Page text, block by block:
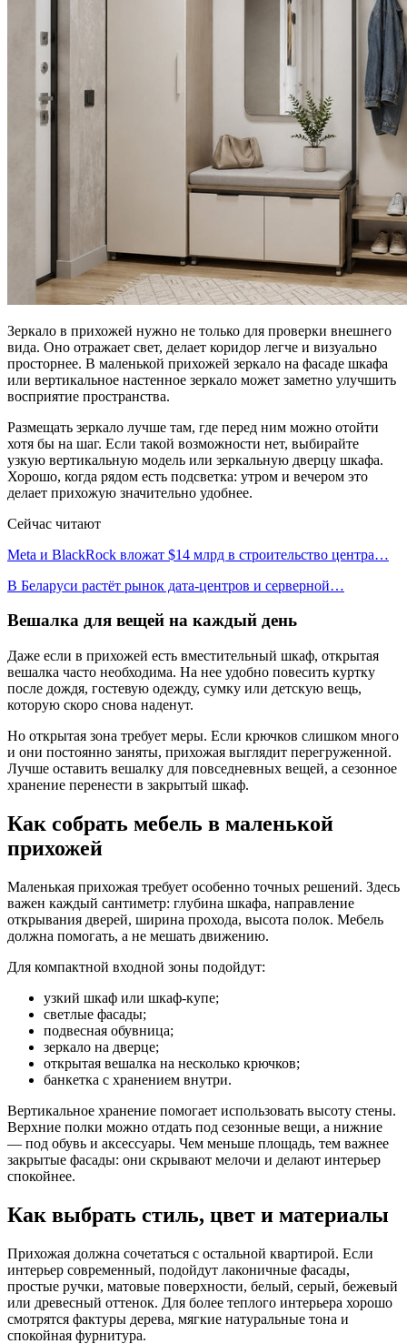
Зеркало в прихожей нужно не только для проверки внешнего
вида. Оно отражает свет, делает коридор легче и визуально
просторнее. В маленькой прихожей зеркало на фасаде шкафа
или вертикальное настенное зеркало может заметно улучшить
восприятие пространства.
Размещать зеркало лучше там, где перед ним можно отойти
хотя бы на шаг. Если такой возможности нет, выбирайте
узкую вертикальную модель или зеркальную дверцу шкафа.
Хорошо, когда рядом есть подсветка: утром и вечером это
делает прихожую значительно удобнее.
Сейчас читают
Meta и BlackRock вложат $14 млрд в строительство центра…
В Беларуси растёт рынок дата-центров и серверной…
Вешалка для вещей на каждый день
Даже если в прихожей есть вместительный шкаф, открытая
вешалка часто необходима. На нее удобно повесить куртку
после дождя, гостевую одежду, сумку или детскую вещь,
которую скоро снова наденут.
Но открытая зона требует меры. Если крючков слишком много
и они постоянно заняты, прихожая выглядит перегруженной.
Лучше оставить вешалку для повседневных вещей, а сезонное
хранение перенести в закрытый шкаф.
Как собрать мебель в маленькой
прихожей
Маленькая прихожая требует особенно точных решений. Здесь
важен каждый сантиметр: глубина шкафа, направление
открывания дверей, ширина прохода, высота полок. Мебель
должна помогать, а не мешать движению.
Для компактной входной зоны подойдут:
узкий шкаф или шкаф-купе;
светлые фасады;
подвесная обувница;
зеркало на дверце;
открытая вешалка на несколько крючков;
банкетка с хранением внутри.
Вертикальное хранение помогает использовать высоту стены.
Верхние полки можно отдать под сезонные вещи, а нижние
— под обувь и аксессуары. Чем меньше площадь, тем важнее
закрытые фасады: они скрывают мелочи и делают интерьер
спокойнее.
Как выбрать стиль, цвет и материалы
Прихожая должна сочетаться с остальной квартирой. Если
интерьер современный, подойдут лаконичные фасады,
простые ручки, матовые поверхности, белый, серый, бежевый
или древесный оттенок. Для более теплого интерьера хорошо
смотрятся фактуры дерева, мягкие натуральные тона и
спокойная фурнитура.